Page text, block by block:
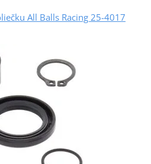
All Balls Racing 25-4017